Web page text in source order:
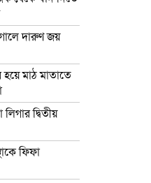
দারুণ জয়
হয়ে মাঠ মাতাতে
দ্বিতীয়
ফিফা